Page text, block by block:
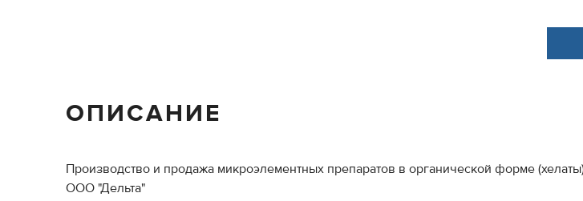
ОПИСАНИЕ
Производство и продажа микроэлементных препаратов в органической форме
ООО "Дельта"